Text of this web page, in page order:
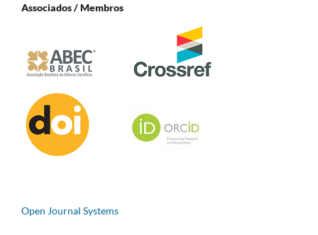
Associados / Membros
Open Journal Systems